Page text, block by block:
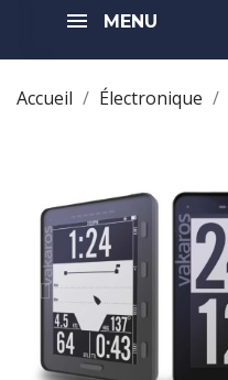
MENU
Accueil Électronique